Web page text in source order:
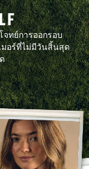
ทย์การออกรอบ
มอร์ที่ไม่มีวันสิ้นสุด